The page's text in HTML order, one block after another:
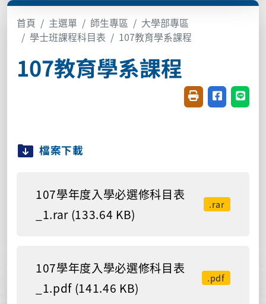
首頁 主選單 師生專區
大學部專區
學士班課程科目表
107教育學系課程
107教育學系課程
友善列印(開新視
分享至臉書
分享
檔案下載
107學年度入學必選修科目表
_1.rar (133.64 KB)
.rar
107學年度入學必選修科目表
_1.pdf (141.46 KB)
.pdf